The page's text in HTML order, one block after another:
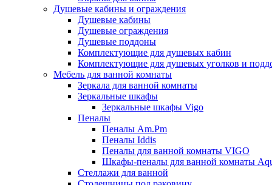
Душевые кабины и ограждения
Душевые кабины
Душевые ограждения
Душевые поддоны
Комплектующие для душевых кабин
Комплектующие для душевых уголков и
Мебель для ванной комнаты
Зеркала для ванной комнаты
Зеркальные шкафы
Зеркальные шкафы Vigo
Пеналы
Пеналы Am.Pm
Пеналы Iddis
Пеналы для ванной комнаты VIGO
Шкафы-пеналы для ванной комнаты
Стеллажи для ванной